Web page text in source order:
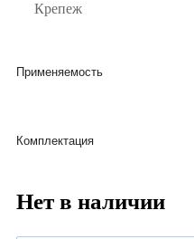
Крепеж
Применяемость
Комплектация
Нет в наличии